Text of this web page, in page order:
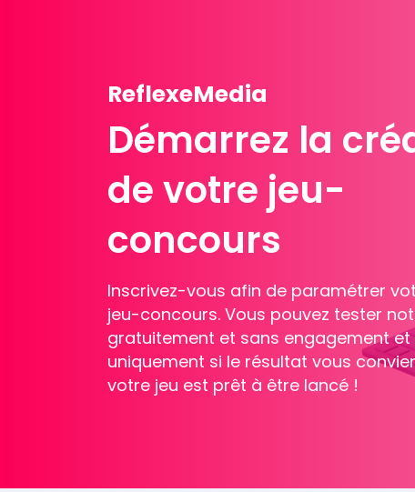
ReflexeMedia
Démarrez la
de votre jeu-
concours
Inscrivez-vous afin de paramétrer
jeu-concours. Vous pouvez tester
gratuitement et sans engagement et
uniquement si le résultat vous
votre jeu est prêt à être lancé !